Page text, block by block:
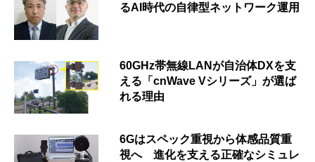
るAI時代の自律型ネットワーク運用
60GHz帯無線LANが自治体DXを支
える「cnWave Vシリーズ」が選ば
れる理由
6Gはスペック重視から体感品質重
視へ 進化を支える正確なシミュレ